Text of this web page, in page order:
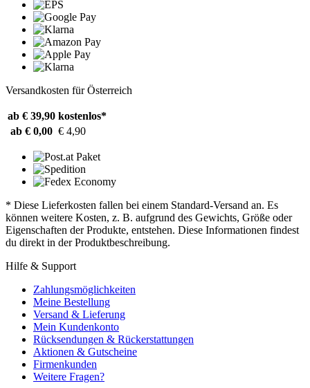
Versandkosten für Österreich
ab € 39,90 kostenlos*
ab € 0,00 € 4,90
* Diese Lieferkosten fallen bei einem Standard-Versand an. Es
können weitere Kosten, z. B. aufgrund des Gewichts, Größe oder
Eigenschaften der Produkte, entstehen. Diese Informationen findest
du direkt in der Produktbeschreibung.
Hilfe & Support
Zahlungsmöglichkeiten
Meine Bestellung
Versand & Lieferung
Mein Kundenkonto
Rücksendungen & Rückerstattungen
Aktionen & Gutscheine
Firmenkunden
Weitere Fragen?